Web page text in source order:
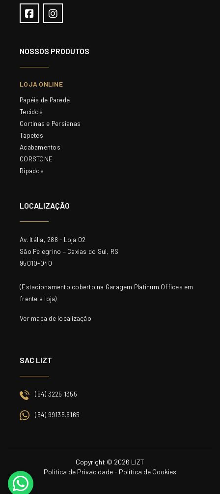
NOSSOS PRODUTOS
LOJA ONLINE
Papéis de Parede
Tecidos
Cortinas e Persianas
Tapetes
Acabamentos
CORSTONE
Ripados
LOCALIZAÇÃO
Av. Itália, 288 - Loja 02
São Pelegrino – Caxias do Sul, RS
95010-040
(Estacionamento coberto na Garagem Platinum Offices em
frente a loja)
Ver mapa de localização
SAC LIZT
(54) 3225.1355
(54) 99135.6165
Copyright © 2026 LIZT
Política de Privacidade- Política de Cookies